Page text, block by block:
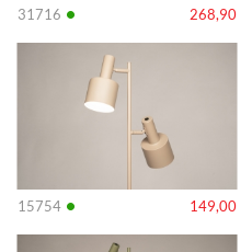
31716 • 268,90
15754 • 149,00
Info
Info